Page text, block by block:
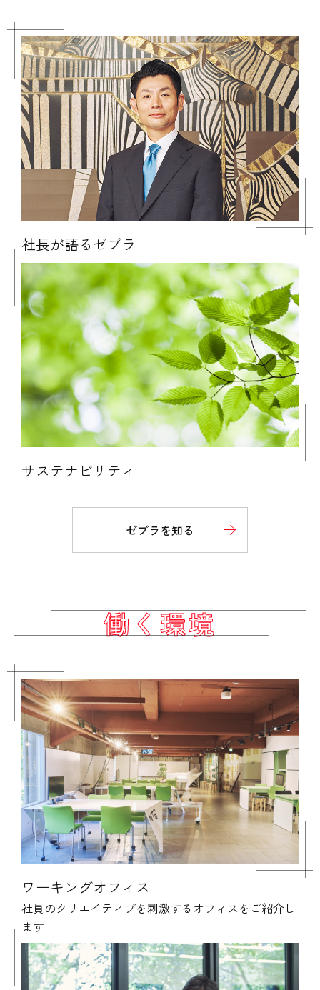
社長が語るゼブラ
サステナビリティ
ゼブラを知る
働く環境
ワーキングオフィス
社員のクリエイティブを刺激するオフィスをご紹介し
ます